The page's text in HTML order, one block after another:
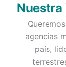
Nuestra
agencias
país,